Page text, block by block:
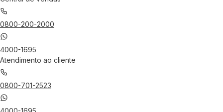
0800-200-2000
4000-1695
Atendimento ao cliente
0800-701-2523